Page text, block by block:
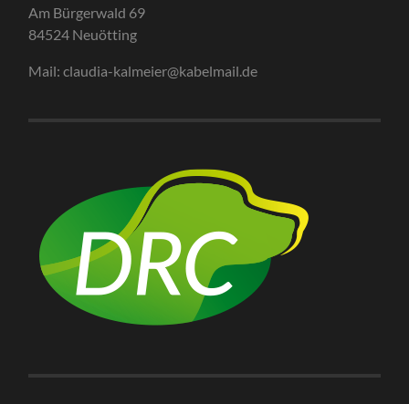
Am Bürgerwald 69
84524 Neuötting
Mail: claudia-kalmeier@kabelmail.de